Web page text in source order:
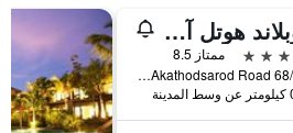
توبلاند هوتل آند كونفنشن سنتر
ممتاز 8.5
68/33 Akathodsarod Road, فيتسانولوك, تايلاند